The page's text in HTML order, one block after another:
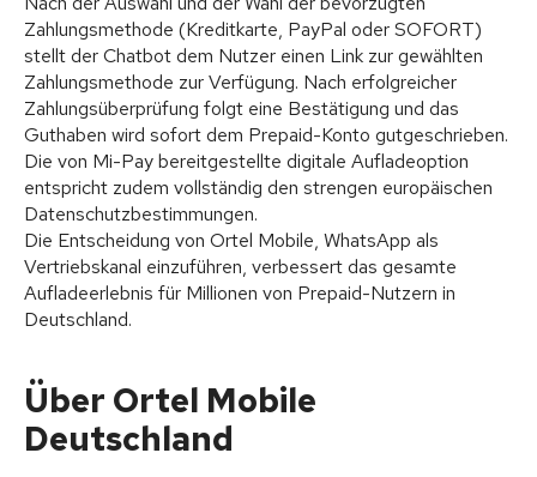
Zahlungsmethode (Kreditkarte, PayPal oder SOFORT)
stellt der Chatbot dem Nutzer einen Link zur gewählten
Zahlungsmethode zur Verfügung. Nach erfolgreicher
Zahlungsüberprüfung folgt eine Bestätigung und das
Guthaben wird sofort dem Prepaid-Konto gutgeschrieben.
Die von Mi-Pay bereitgestellte digitale Aufladeoption
entspricht zudem vollständig den strengen europäischen
Datenschutzbestimmungen.
Die Entscheidung von Ortel Mobile, WhatsApp als
Vertriebskanal einzuführen, verbessert das gesamte
Aufladeerlebnis für Millionen von Prepaid-Nutzern in
Deutschland.
Über Ortel Mobile
Deutschland